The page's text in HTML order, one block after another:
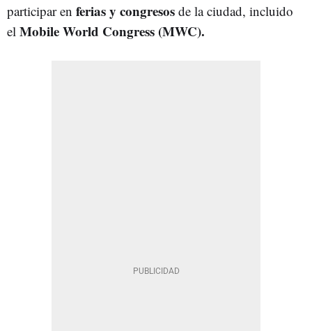
participar en ferias y congresos de la ciudad, incluido
el Mobile World Congress (MWC).